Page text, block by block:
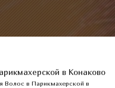
Волос в Парикмахерской в